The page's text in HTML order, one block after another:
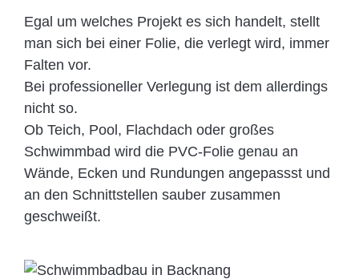
Egal um welches Projekt es sich handelt, stellt
man sich bei einer Folie, die verlegt wird, immer
Falten vor.
Bei professioneller Verlegung ist dem allerdings
nicht so.
Ob Teich, Pool, Flachdach oder großes
Schwimmbad wird die PVC-Folie genau an
Wände, Ecken und Rundungen angepassst und
an den Schnittstellen sauber zusammen
geschweißt.